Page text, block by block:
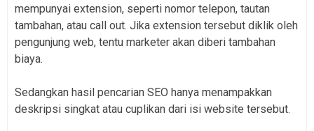
mempunyai extension, seperti nomor telepon, tautan
tambahan, atau call out. Jika extension tersebut diklik oleh
pengunjung web, tentu marketer akan diberi tambahan
biaya.
Sedangkan hasil pencarian SEO hanya menampakkan
deskripsi singkat atau cuplikan dari isi website tersebut.